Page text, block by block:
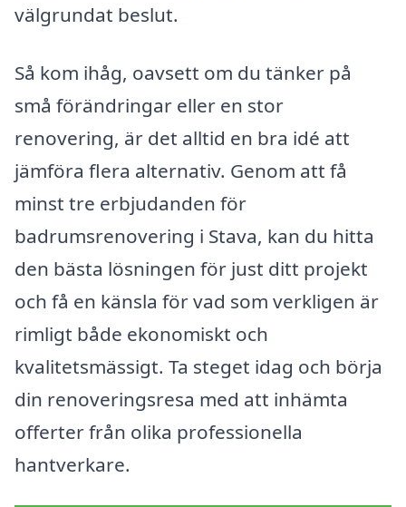
välgrundat beslut.
Så kom ihåg, oavsett om du tänker på
små förändringar eller en stor
renovering, är det alltid en bra idé att
jämföra flera alternativ. Genom att få
minst tre erbjudanden för
badrumsrenovering i Stava, kan du hitta
den bästa lösningen för just ditt projekt
och få en känsla för vad som verkligen är
rimligt både ekonomiskt och
kvalitetsmässigt. Ta steget idag och börja
din renoveringsresa med att inhämta
offerter från olika professionella
hantverkare.